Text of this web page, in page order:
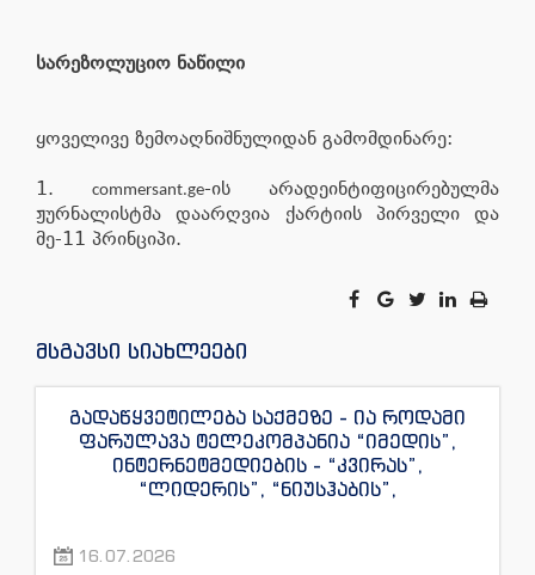
სარეზოლუციო ნაწილი
ყოველივე ზემოაღნიშნულიდან გამომდინარე:
1. commersant.ge-ის არადეინტიფიცირებულმა
ჟურნალისტმა დაარღვია ქარტიის პირველი და
მე-11 პრინციპი.
მსგავსი სიახლეები
გადაწყვეტილება საქმეზე - ია როდამი
ფარულავა ტელეკომპანია “იმედის”,
ინტერნეტმედიების - “კვირას”,
“ლიდერის”, “ნიუსჰაბის”,
“ექსკლუზივტივის” ჟურნალისტების
16.07.2026